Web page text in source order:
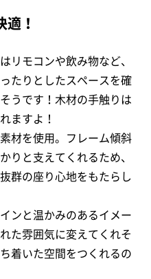
適！
リモコンや飲み物など、
たりとしたスペースを確
うです！木材の手触りは
ますよ！
材を使用。フレーム傾斜
りと支えてくれるため、
群の座り心地をもたらし
ンと温かみのあるイメー
た雰囲気に変えてくれそ
着いた空間をつくれるの